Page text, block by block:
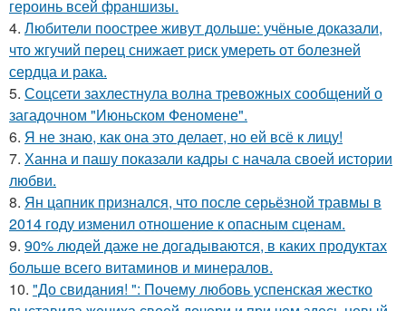
героинь всей франшизы.
4. Любители поострее живут дольше: учёные доказали,
что жгучий перец снижает риск умереть от болезней
сердца и рака.
5. Соцсети захлестнула волна тревожных сообщений о
загадочном "Июньском Феномене".
6. Я не знаю, как она это делает, но ей всё к лицу!
7. Ханна и пашу показали кадры с начала своей истории
любви.
8. Ян цапник признался, что после серьёзной травмы в
2014 году изменил отношение к опасным сценам.
9. 90% людей даже не догадываются, в каких продуктах
больше всего витаминов и минералов.
10. "До свидания! ": Почему любовь успенская жестко